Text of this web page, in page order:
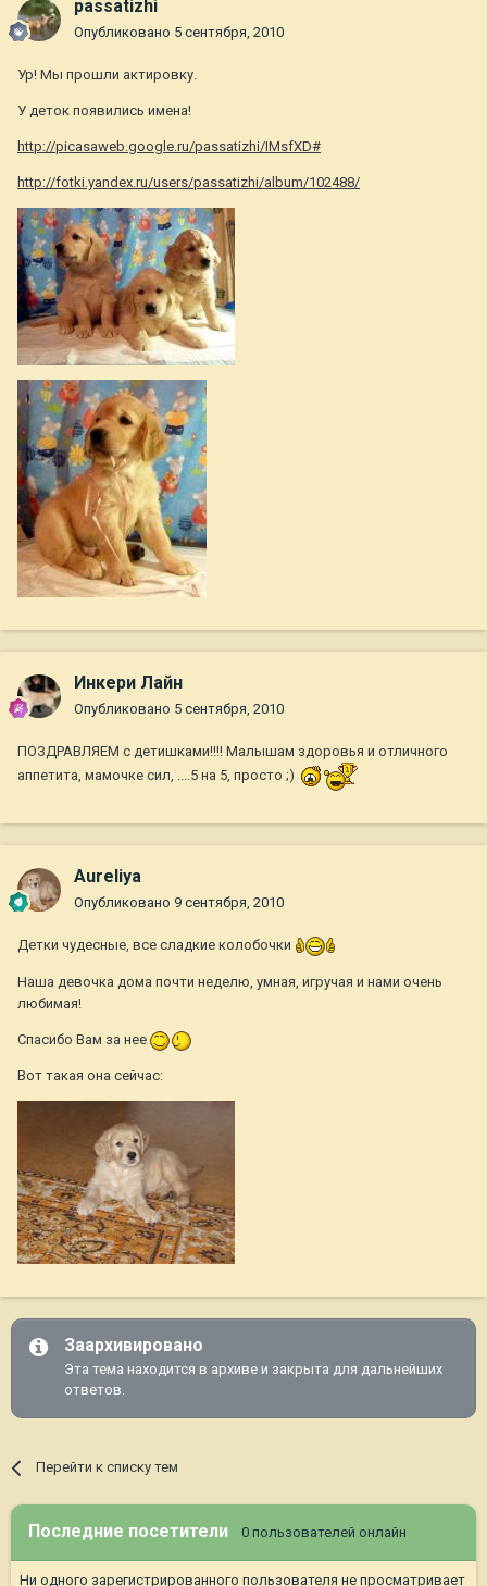
passatizhi
Опубликовано 5 сентября, 2010
Ур! Мы прошли актировку.
У деток появились имена!
http://picasaweb.google.ru/passatizhi/IMsfXD#
http://fotki.yandex.ru/users/passatizhi/album/102488/
Инкери Лайн
Опубликовано 5 сентября, 2010
ПОЗДРАВЛЯЕМ с детишками!!!! Малышам здоровья и отличного
аппетита, мамочке сил, ....5 на 5, просто ;)
Aureliya
Опубликовано 9 сентября, 2010
Детки чудесные, все сладкие колобочки
Наша девочка дома почти неделю, умная, игручая и нами очень
любимая!
Спасибо Вам за нее
Вот такая она сейчас:
Заархивировано
Эта тема находится в архиве и закрыта для дальнейших
ответов.
Перейти к списку тем
Последние посетители 0 пользователей онлайн
Ни одного зарегистрированного пользователя не просматривает